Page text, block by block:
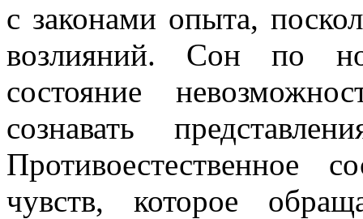
с законами опыта,
возлияний. Сон по
состояние
сознавать
Противоестественное
чувств, которое